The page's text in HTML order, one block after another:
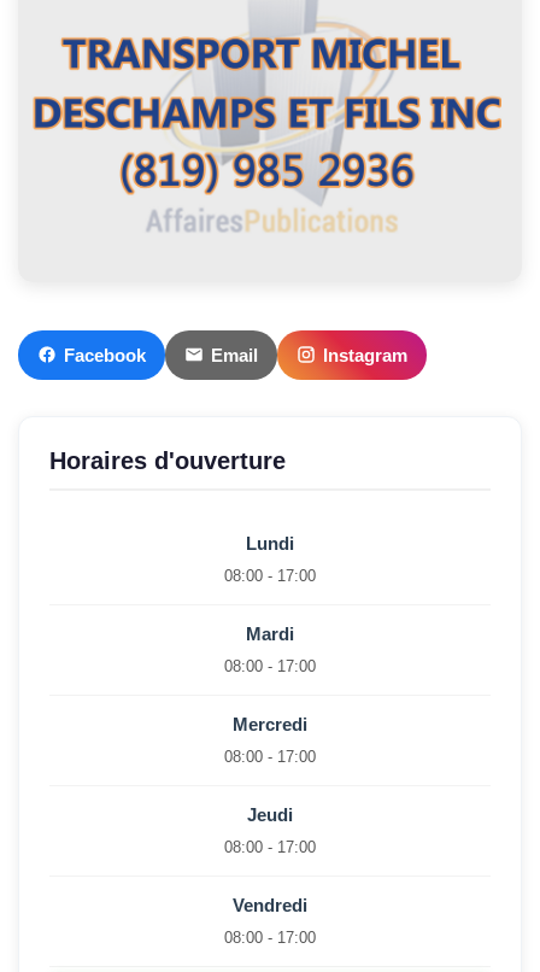
Facebook Email Instagram
Horaires d'ouverture
Lundi
08:00 - 17:00
Mardi
08:00 - 17:00
Mercredi
08:00 - 17:00
Jeudi
08:00 - 17:00
Vendredi
08:00 - 17:00